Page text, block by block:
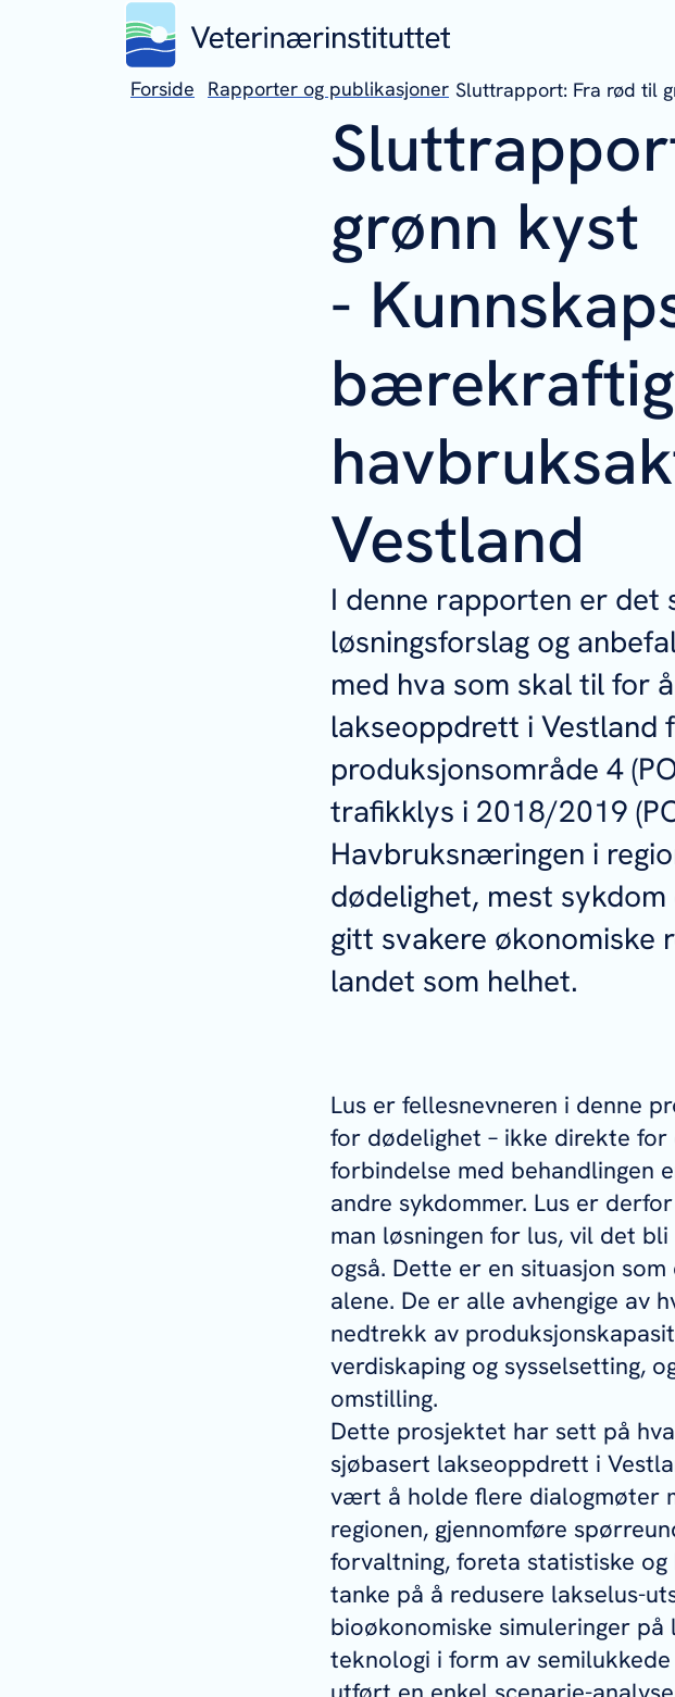
Forside Rapporter og publikasjoner Sluttrapport: Fra rød til
grønn kyst
-
Vestland
I denne rapporten er det
løsningsforslag og
med hva som skal til for
lakseoppdrett i Vestland
produksjonsområde 4
trafikklys i 2018/2019
Havbruksnæringen i
dødelighet, mest
gitt svakere økonomiske
landet som helhet.
Lus er fellesnevneren i denne
for dødelighet – ikke direkte
forbindelse med behandlingen
andre sykdommer. Lus er
man løsningen for lus, vil det
også. Dette er en situasjon
alene. De er alle avhengige av
nedtrekk av
verdiskaping og sysselsetting,
omstilling.
Dette prosjektet har sett på
sjøbasert lakseoppdrett i
vært å holde flere dialogmøter
regionen, gjennomføre
forvaltning, foreta statistiske
tanke på å redusere lakselus-
bioøkonomiske simuleringer
teknologi i form av